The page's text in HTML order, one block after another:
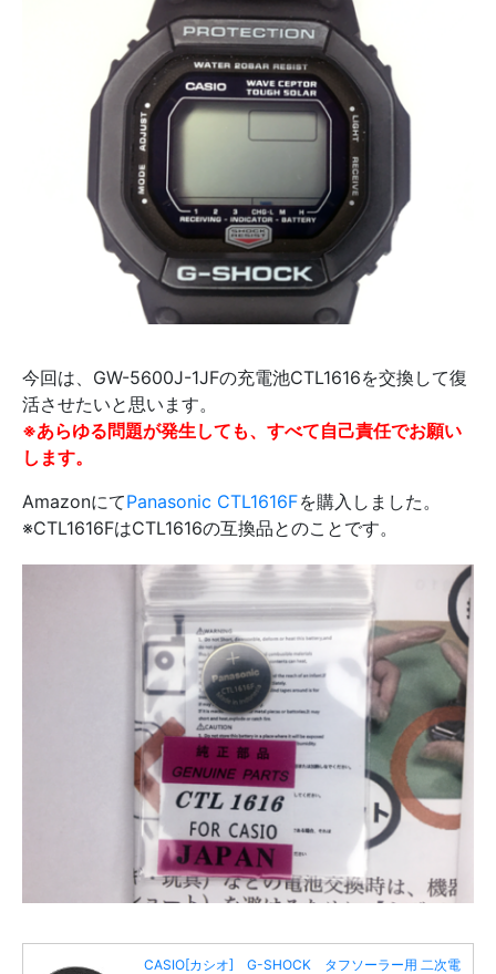
今回は、GW-5600J-1JFの充電池CTL1616を交換して復
活させたいと思います。
※あらゆる問題が発生しても、すべて自己責任でお願い
します。
AmazonにてPanasonic CTL1616Fを購入しました。
※CTL1616FはCTL1616の互換品とのことです。
CASIO[カシオ] G-SHOCK タフソーラー用 二次電